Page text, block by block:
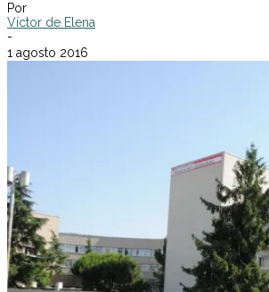
Por
Víctor de Elena
-
1 agosto 2016